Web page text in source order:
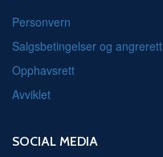
Personvern
Salgsbetingelser og angrerett
Opphavsrett
Avviklet
SOCIAL MEDIA